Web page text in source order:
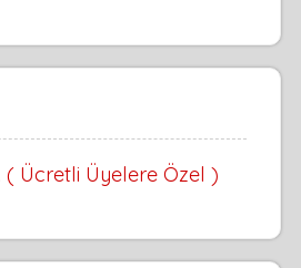
( Ücretli Üyelere Özel )